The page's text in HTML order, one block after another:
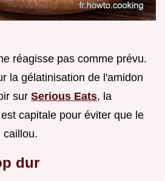
réagisse pas comme prévu.
la gélatinisation de l'amidon
sur Serious Eats, la
capitale pour éviter que le
caillou.
dur